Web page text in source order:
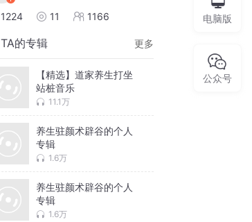
1224 11 1166
TA的专辑 更多
【精选】道家养生打坐
站桩音乐
11.1万
养生驻颜术辟谷的个人
专辑
1.6万
养生驻颜术辟谷的个人
专辑
1.6万
电脑版
公众号